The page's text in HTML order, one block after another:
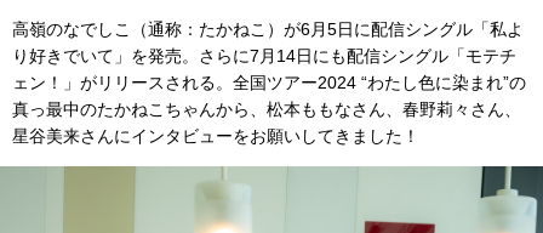
高嶺のなでしこ（通称：たかねこ）が6月5日に配信シングル「私よ
り好きでいて」を発売。さらに7月14日にも配信シングル「モテチ
ェン！」がリリースされる。全国ツアー2024 “わたし色に染まれ”の
真っ最中のたかねこちゃんから、松本ももなさん、春野莉々さん、
星谷美来さんにインタビューをお願いしてきました！